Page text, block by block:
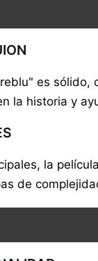
es
la historia y
la
de